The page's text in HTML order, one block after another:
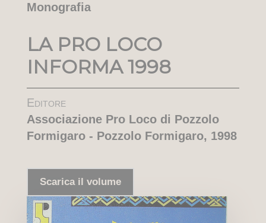
Monografia
LA PRO LOCO
INFORMA 1998
Editore
Associazione Pro Loco di Pozzolo
Formigaro - Pozzolo Formigaro, 1998
Scarica il volume